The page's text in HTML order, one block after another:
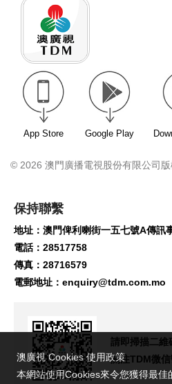
App Store Google Play
© 2026 澳門廣播電視股份有限公司
保持聯繫
地址：澳門俾利喇街一五七號A傳訊
電話：28517758
傳真：28716579
電郵地址： enquiry@tdm.com.mo
請即掃描二維
關注TDM微信
澳廣視 Cookies 使用政策
本網站使用Cookies來令您獲得最